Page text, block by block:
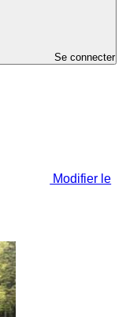
Se connecter
Modifier le